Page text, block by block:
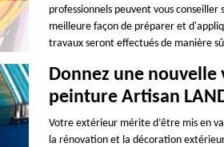
professionnels peuvent vous
meilleure façon de préparer et
travaux seront effectués de manière
Donnez une
peinture Artisan
Votre extérieur mérite d’être mis en
la rénovation et la décoration